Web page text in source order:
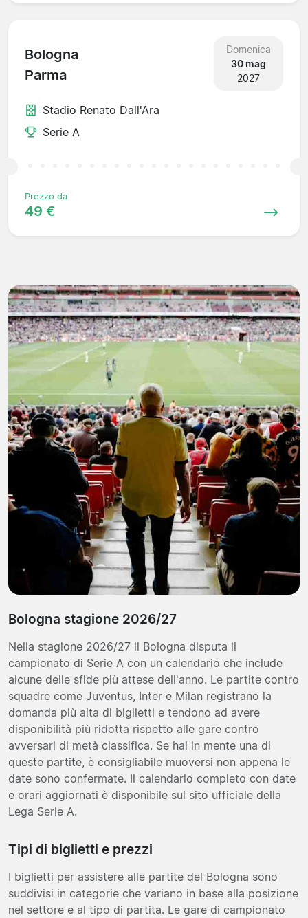
Bologna
Parma
Domenica
30 mag
2027
Stadio Renato Dall'Ara
Serie A
Prezzo da
49 €
Bologna stagione 2026/27
Nella stagione 2026/27 il Bologna disputa il
campionato di Serie A con un calendario che include
alcune delle sfide più attese dell'anno. Le partite contro
squadre come Juventus Inter e Milan registrano la
domanda più alta di biglietti e tendono ad avere
disponibilità più ridotta rispetto alle gare contro
avversari di metà classifica. Se hai in mente una di
queste partite, è consigliabile muoversi non appena le
date sono confermate. Il calendario completo con date
e orari aggiornati è disponibile sul sito ufficiale della
Lega Serie A.
Tipi di biglietti e prezzi
I biglietti per assistere alle partite del Bologna sono
suddivisi in categorie che variano in base alla posizione
nel settore e al tipo di partita. Le gare di campionato